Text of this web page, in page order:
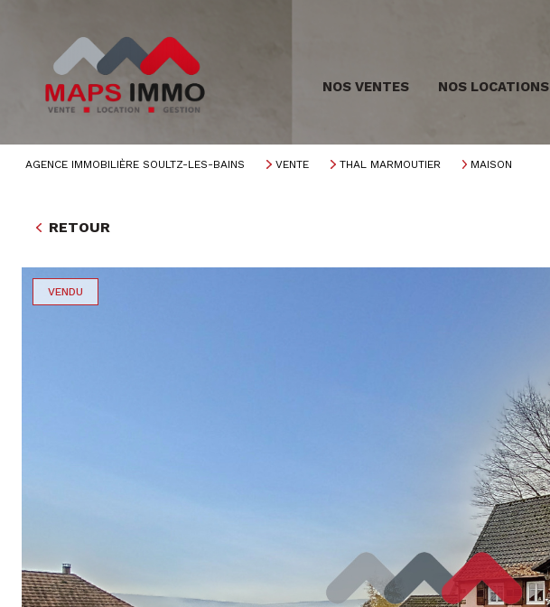
NOS VENTES NOS LOCATIONS
AGENCE IMMOBILIÈRE SOULTZ-LES-BAINS VENTE THAL MARMOUTIER MAISON
RETOUR
VENDU